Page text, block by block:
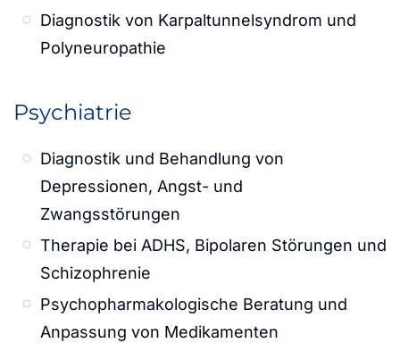
Diagnostik von Karpaltunnelsyndrom und
Polyneuropathie
Psychiatrie
Diagnostik und Behandlung von
Depressionen, Angst- und
Zwangsstörungen
Therapie bei ADHS, Bipolaren Störungen und
Schizophrenie
Psychopharmakologische Beratung und
Anpassung von Medikamenten